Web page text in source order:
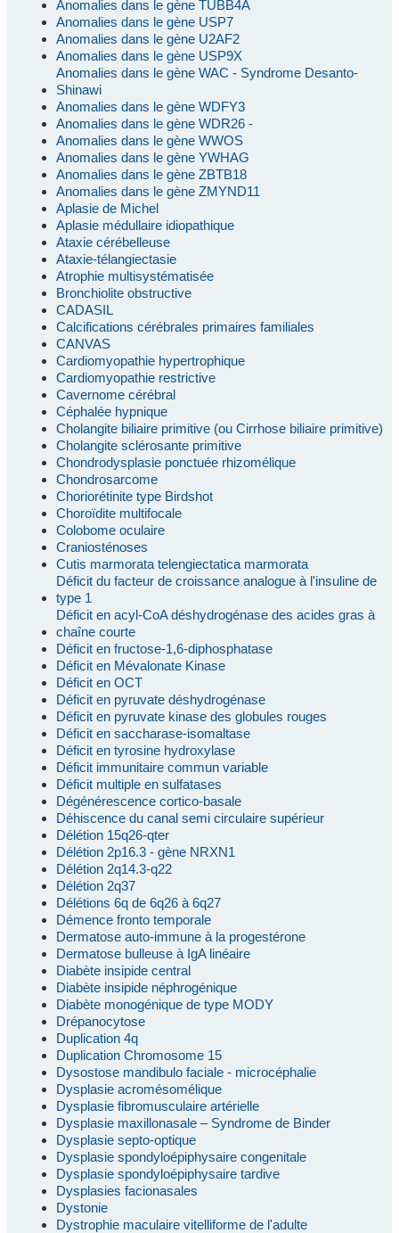
Anomalies dans le gène TUBB4A
Anomalies dans le gène USP7
Anomalies dans le gène U2AF2
Anomalies dans le gène USP9X
Anomalies dans le gène WAC - Syndrome Desanto-
Shinawi
Anomalies dans le gène WDFY3
Anomalies dans le gène WDR26 -
Anomalies dans le gène WWOS
Anomalies dans le gène YWHAG
Anomalies dans le gène ZBTB18
Anomalies dans le gène ZMYND11
Aplasie de Michel
Aplasie médullaire idiopathique
Ataxie cérébelleuse
Ataxie-télangiectasie
Atrophie multisystématisée
Bronchiolite obstructive
CADASIL
Calcifications cérébrales primaires familiales
CANVAS
Cardiomyopathie hypertrophique
Cardiomyopathie restrictive
Cavernome cérébral
Céphalée hypnique
Cholangite biliaire primitive (ou Cirrhose biliaire primitive)
Cholangite sclérosante primitive
Chondrodysplasie ponctuée rhizomélique
Chondrosarcome
Choriorétinite type Birdshot
Choroïdite multifocale
Colobome oculaire
Craniosténoses
Cutis marmorata telengiectatica marmorata
Déficit du facteur de croissance analogue à l'insuline de
type 1
Déficit en acyl-CoA déshydrogénase des acides gras à
chaîne courte
Déficit en fructose-1,6-diphosphatase
Déficit en Mévalonate Kinase
Déficit en OCT
Déficit en pyruvate déshydrogénase
Déficit en pyruvate kinase des globules rouges
Déficit en saccharase-isomaltase
Déficit en tyrosine hydroxylase
Déficit immunitaire commun variable
Déficit multiple en sulfatases
Dégénérescence cortico-basale
Déhiscence du canal semi circulaire supérieur
Délétion 15q26-qter
Délétion 2p16.3 - gène NRXN1
Délétion 2q14.3-q22
Délétion 2q37
Délétions 6q de 6q26 à 6q27
Démence fronto temporale
Dermatose auto-immune à la progestérone
Dermatose bulleuse à IgA linéaire
Diabète insipide central
Diabète insipide néphrogénique
Diabète monogénique de type MODY
Drépanocytose
Duplication 4q
Duplication Chromosome 15
Dysostose mandibulo faciale - microcéphalie
Dysplasie acromésomélique
Dysplasie fibromusculaire artérielle
Dysplasie maxillonasale – Syndrome de Binder
Dysplasie septo-optique
Dysplasie spondyloépiphysaire congenitale
Dysplasie spondyloépiphysaire tardive
Dysplasies facionasales
Dystonie
Dystrophie maculaire vitelliforme de l'adulte